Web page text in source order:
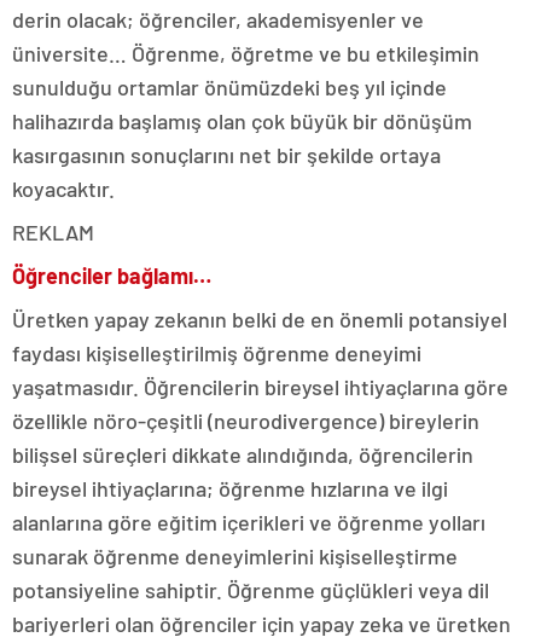
derin olacak; öğrenciler, akademisyenler ve
üniversite… Öğrenme, öğretme ve bu etkileşimin
sunulduğu ortamlar önümüzdeki beş yıl içinde
halihazırda başlamış olan çok büyük bir dönüşüm
kasırgasının sonuçlarını net bir şekilde ortaya
koyacaktır.
REKLAM
Öğrenciler bağlamı…
Üretken yapay zekanın belki de en önemli potansiyel
faydası kişiselleştirilmiş öğrenme deneyimi
yaşatmasıdır. Öğrencilerin bireysel ihtiyaçlarına göre
özellikle nöro-çeşitli (neurodivergence) bireylerin
bilişsel süreçleri dikkate alındığında, öğrencilerin
bireysel ihtiyaçlarına; öğrenme hızlarına ve ilgi
alanlarına göre eğitim içerikleri ve öğrenme yolları
sunarak öğrenme deneyimlerini kişiselleştirme
potansiyeline sahiptir. Öğrenme güçlükleri veya dil
bariyerleri olan öğrenciler için yapay zeka ve üretken